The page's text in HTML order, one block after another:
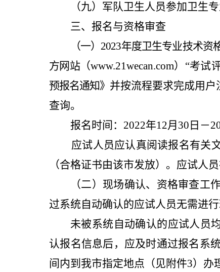
（九）军队卫生人员参加卫生
三、报名与资格审查
（一）2023年度卫生专业技术资
方网站（www.21wecan.com）“考试
预报名通知》 并按流程要求完成用
查询。
报名时间：2022年12月 30日－
应试人员应认真阅读报名有关
（合格证书由该市发放）。应试人
（二）现场确认、资格审查
过系统自动确认的应试人员无需进
未被系统自动确认的应试人员
认报名信息后，应及时通过报名系
间内到我市指定地点（见附件3） 办